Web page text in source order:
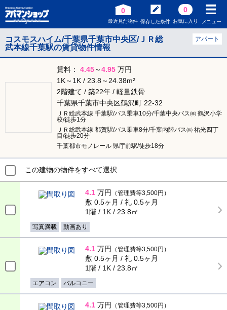
0
最近見た物件 保存した条件
0
お気に入り メニュー
コスモスハイム/千葉県千葉市中央区/ＪＲ総
武本線千葉駅の賃貸物件情報
アパート
賃料： 4.45～4.95 万円
1K～1K / 23.8～24.38m²
2階建て / 築22年 / 軽量鉄骨
千葉県千葉市中央区鶴沢町 22-32
ＪＲ総武本線 千葉駅/バス乗車10分/千葉中央バス㈱ 鶴沢小学
校/徒歩1分
ＪＲ総武本線 都賀駅/バス乗車8分/千葉内陸バス㈱ 祐光四丁
目/徒歩20分
千葉都市モノレール 県庁前駅/徒歩18分
この建物の物件をすべて選択
4.1 万円 （管理費等3,500円）
敷 0.5ヶ月 / 礼 0.5ヶ月
1階 / 1K / 23.8㎡
写真満載 動画あり
4.1 万円 （管理費等3,500円）
敷 0.5ヶ月 / 礼 0.5ヶ月
1階 / 1K / 23.8㎡
エアコン バルコニー
4.1 万円 （管理費等3,500円）